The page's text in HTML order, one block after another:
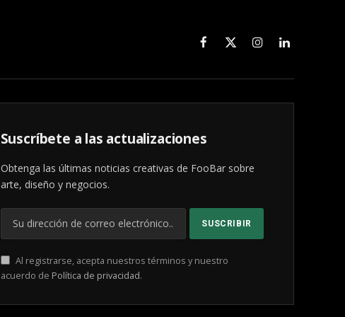
Facebook
X
InstagramLinkedIn
Suscríbete a las actualizaciones
Obtenga las últimas noticias creativas de FooBar sobre
arte, diseño y negocios.
Al registrarse, acepta nuestros términos y nuestro
acuerdo de Política de privacidad.